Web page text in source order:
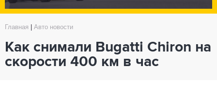
Главная Авто новости
Как снимали Bugatti Chiron на
скорости 400 км в час